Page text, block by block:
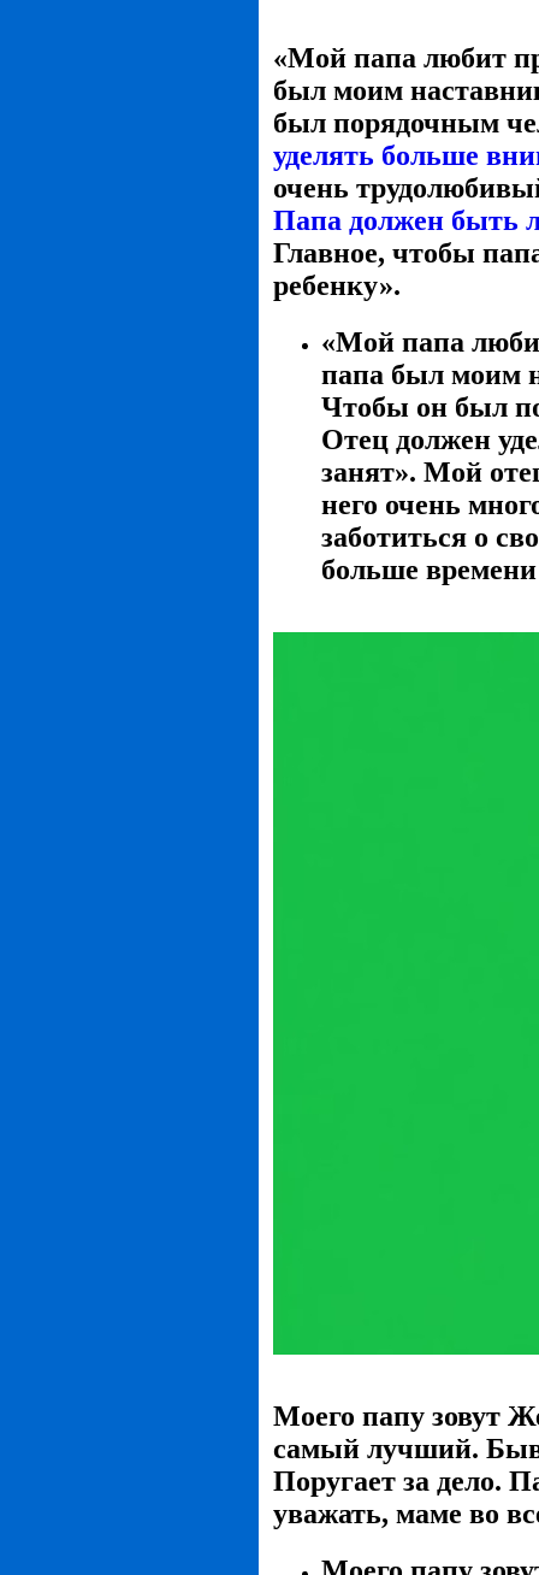
«Мой папа любит
был моим
был порядочным
уделять больше
очень
Папа должен быть
Главное, чтобы
ребенку».
«Мой папа
папа был моим
Чтобы он был
Отец должен
занят». Мой
него очень
заботиться о
больше времени
Моего папу зовут
самый лучший.
Поругает за дело.
уважать, маме во